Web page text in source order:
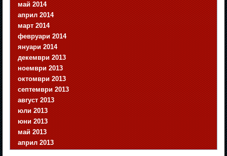
май 2014
април 2014
март 2014
февруари 2014
януари 2014
декември 2013
ноември 2013
октомври 2013
септември 2013
август 2013
юли 2013
юни 2013
май 2013
април 2013